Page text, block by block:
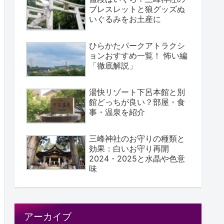
ブレスレットと狼グッズぬ
いぐるみをお土産に
ひらかたパークアトラクシ
ョンおすすめ一覧！ 怖い編
「徹底解説」
湯快リゾート下呂本館と別
館どっちが良い？部屋・食
事・温泉を紹介
三峰神社のお守りの種類と
効果：白いお守り再開
2024・2025と水晶や色意
味
アーカイブ